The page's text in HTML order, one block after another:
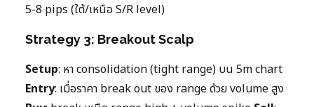
5-8 pips (ใต้/เหนือ S/R level)
Strategy 3: Breakout Scalp
Setup: หา consolidation (tight range) บน 5m chart
Entry: เมื่อราคา break out ของ range ด้วย volume สูง